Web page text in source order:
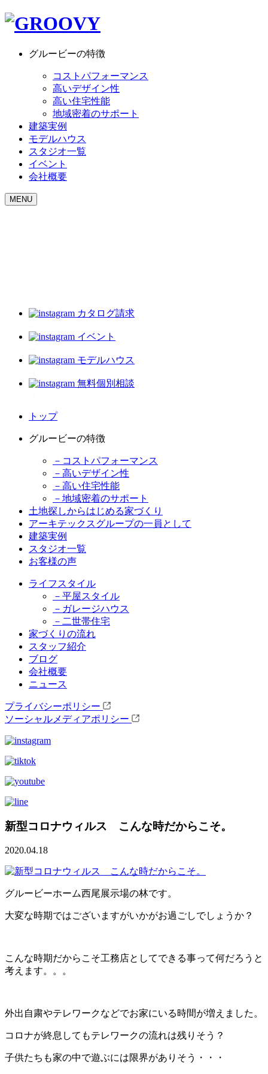
グルービーの特徴
コストパフォーマンス
高いデザイン性
高い住宅性能
地域密着のサポート
建築実例
モデルハウス
スタジオ一覧
イベント
会社概要
MENU
カタログ請求
イベント
モデルハウス
無料個別相談
トップ
グルービーの特徴
－コストパフォーマンス
－高いデザイン性
－高い住宅性能
－地域密着のサポート
土地探しからはじめる家づくり
アーキテックスグループの一員として
建築実例
スタジオ一覧
お客様の声
ライフスタイル
－平屋スタイル
－ガレージハウス
－二世帯住宅
家づくりの流れ
スタッフ紹介
ブログ
会社概要
ニュース
プライバシーポリシー
ソーシャルメディアポリシー
新型コロナウィルス こんな時だからこそ。
2020.04.18
グルービーホーム西尾展示場の林です。
大変な時期ではございますがいかがお過ごしでしょうか？
こんな時期だからこそ工務店としてできる事って何だろうと
考えます。。。
外出自粛やテレワークなどでお家にいる時間が増えました。
コロナが終息してもテレワークの流れは残りそう？
子供たちも家の中で遊ぶには限界がありそう・・・